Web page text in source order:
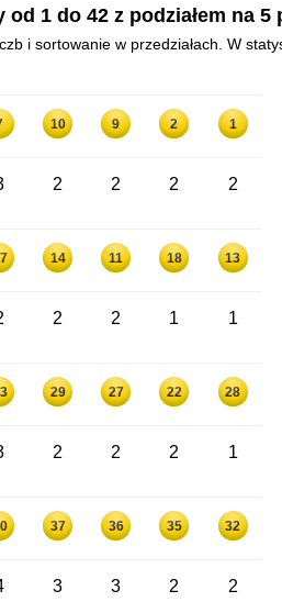
1 do 42 z podziałem na 5
i sortowanie w przedziałach. W
10 9 2 1
2 2 2 2
14 11 18 13
2 2 1 1
29 27 22 28
2 2 2 1
37 36 35 32
3 3 2 2